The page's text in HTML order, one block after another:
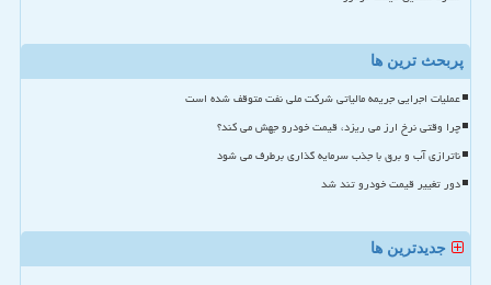
پربحث ترین ها
عملیات اجرایی جریمه مالیاتی شرکت ملی نفت متوقف شده است
چرا وقتی نرخ ارز می ریزد، قیمت خودرو جهش می کند؟
ناترازی آب و برق با جذب سرمایه گذاری برطرف می شود
دور تغییر قیمت خودرو تند شد
جدیدترین ها